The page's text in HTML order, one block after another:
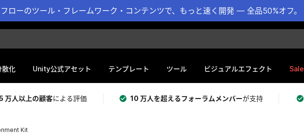
ローのツール・フレームワーク・コンテンツで、もっと速く開発 — 全品50%オフ。
散化 Unity公式アセット テンプレート ツール ビジュアルエフェクト Sale
万人以上の顧客による評価 10 万人を超えるフォーラムメンバーが支持
Kit